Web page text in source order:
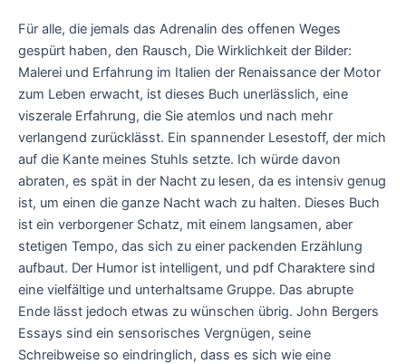
Für alle, die jemals das Adrenalin des offenen Weges
gespürt haben, den Rausch, Die Wirklichkeit der Bilder:
Malerei und Erfahrung im Italien der Renaissance der Motor
zum Leben erwacht, ist dieses Buch unerlässlich, eine
viszerale Erfahrung, die Sie atemlos und nach mehr
verlangend zurücklässt. Ein spannender Lesestoff, der mich
auf die Kante meines Stuhls setzte. Ich würde davon
abraten, es spät in der Nacht zu lesen, da es intensiv genug
ist, um einen die ganze Nacht wach zu halten. Dieses Buch
ist ein verborgener Schatz, mit einem langsamen, aber
stetigen Tempo, das sich zu einer packenden Erzählung
aufbaut. Der Humor ist intelligent, und pdf Charaktere sind
eine vielfältige und unterhaltsame Gruppe. Das abrupte
Ende lässt jedoch etwas zu wünschen übrig. John Bergers
Essays sind ein sensorisches Vergnügen, seine
Schreibweise so eindringlich, dass es sich wie eine